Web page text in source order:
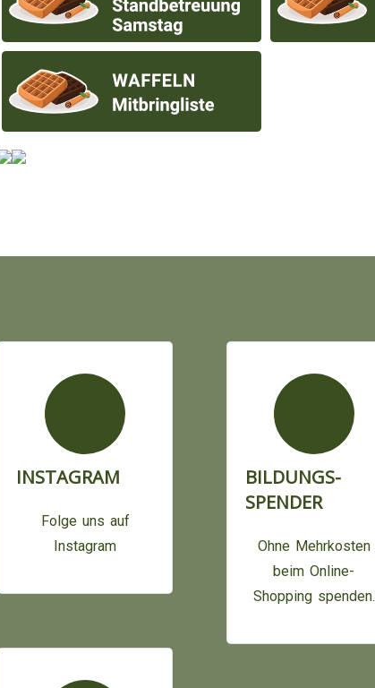
INSTAGRAM
Folge uns auf
Instagram
BILDUNGS-
SPENDER
Ohne Mehrkosten
beim Online-
Shopping spenden.